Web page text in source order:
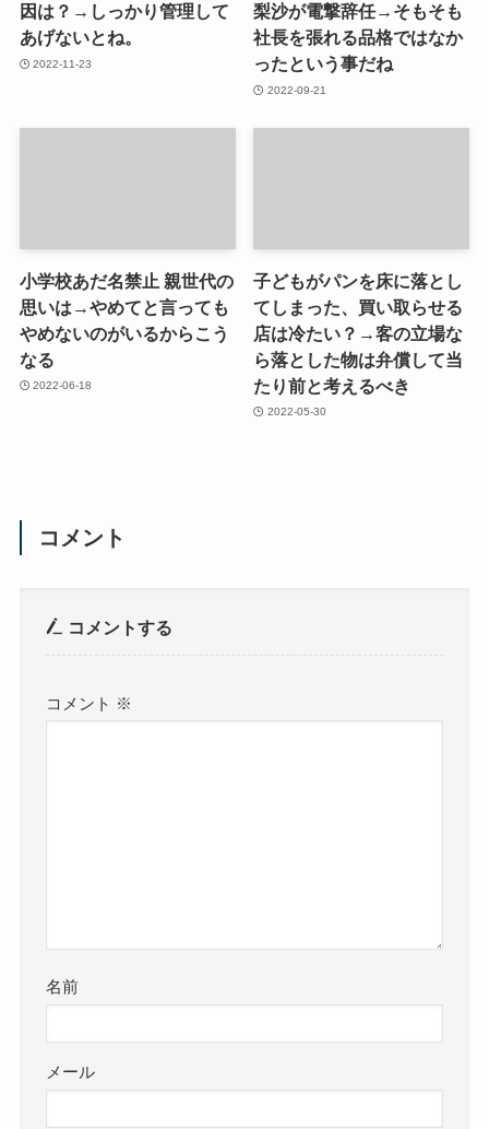
因は？→しっかり管理して
あげないとね。
2022-11-23
梨沙が電撃辞任→そもそも
社長を張れる品格ではなか
ったという事だね
2022-09-21
小学校あだ名禁止 親世代の
思いは→やめてと言っても
やめないのがいるからこう
なる
2022-06-18
子どもがパンを床に落とし
てしまった、買い取らせる
店は冷たい？→客の立場な
ら落とした物は弁償して当
たり前と考えるべき
2022-05-30
コメント
コメントする
コメント ※
名前
メール